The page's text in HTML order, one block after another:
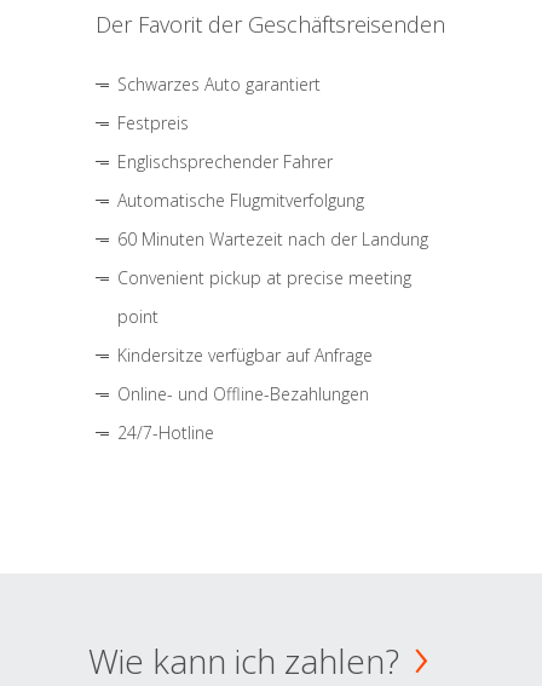
Der Favorit der Geschäftsreisenden
Schwarzes Auto garantiert
Festpreis
Englischsprechender Fahrer
Automatische Flugmitverfolgung
60 Minuten Wartezeit nach der Landung
Convenient pickup at precise meeting
point
Kindersitze verfügbar auf Anfrage
Online- und Offline-Bezahlungen
24/7-Hotline
Wie kann ich zahlen?